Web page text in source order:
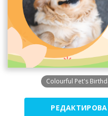
Colourful Pet's